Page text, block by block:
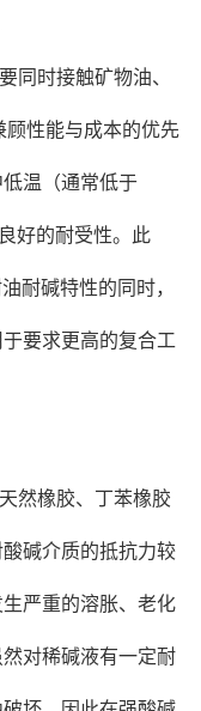
时接触矿物油、
性能与成本的优先
温（通常低于
好的耐受性。此
耐碱特性的同时，
要求更高的复合工
然橡胶、丁苯橡胶
碱介质的抵抗力较
严重的溶胀、老化
对稀碱液有一定耐